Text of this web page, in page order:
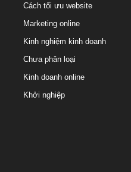
Cách tối ưu website
Marketing online
Kinh nghiệm kinh doanh
Chưa phân loại
Kinh doanh online
Khởi nghiệp